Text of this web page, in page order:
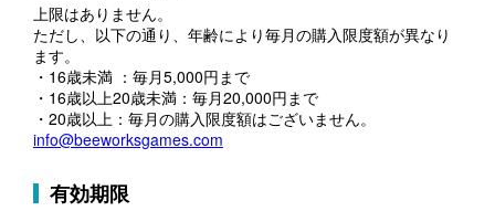
上限はありません。
ただし、以下の通り、年齢により毎月の購入限度額が異なり
ます。
・16歳未満 ：毎月5,000円まで
・16歳以上20歳未満：毎月20,000円まで
・20歳以上：毎月の購入限度額はございません。
info@beeworksgames.com
有効期限